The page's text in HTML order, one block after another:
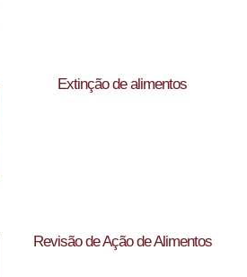
Extinção de alimentos
Revisão de Ação de Alimentos